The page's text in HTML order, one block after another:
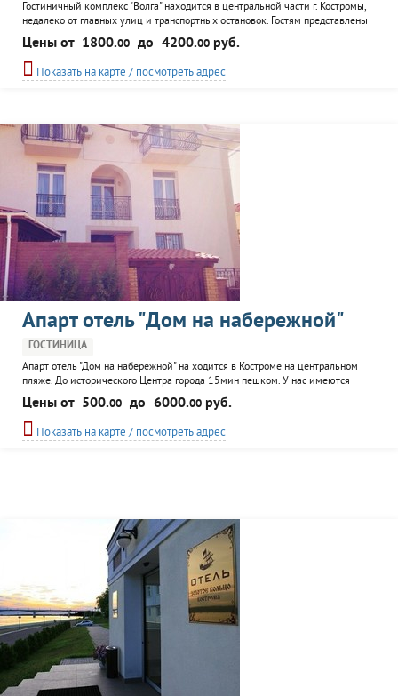
Гостиничный комплекс "Волга" находится в центральной части г. Костромы,
недалеко от главных улиц и транспортных остановок. Гостям представлены
более 200 номеров разного класса, каждый посетитель может выбрать
подходящий ему вариант размещения. К услугам гостей: ресторанный
комплекс, лобби-бар, бильярд, конференц-зал. Организуются экскурсии.
Цены от 1800.00 до 4200.00 руб.
Показать на карте / посмотреть адрес
Апарт отель "Дом на набережной"
ГОСТИНИЦА
Апарт отель "Дом на набережной" на ходится в Костроме на центральном
пляже. До исторического Центра города 15мин пешком. У нас имеются
номера класса люкс с видом на Волгу и шикарной мебелью в классическом
стиле, стандартные номера с размещением до 4 человек и номера с оплатой
за койко-место. Рядом "Терем Снегурочки", монастырь "На Дебре" и
множество других достопримечательностей. У дома есть...
Цены от 500.00 до 6000.00 руб.
Показать на карте / посмотреть адрес